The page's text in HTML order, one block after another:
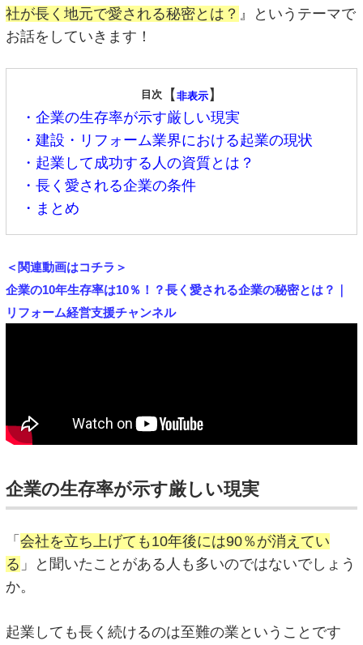
社が長く地元で愛される秘密とは？ 』というテーマで
お話をしていきます！
目次【 非表示】
・企業の生存率が示す厳しい現実
・建設・リフォーム業界における起業の現状
・起業して成功する人の資質とは？
・長く愛される企業の条件
・まとめ
＜関連動画はコチラ＞
企業の10年生存率は10％！？長く愛される企業の秘密とは？｜
リフォーム経営支援チャンネル
企業の生存率が示す厳しい現実
「会社を立ち上げても10年後には90％が消えてい
る 」と聞いたことがある人も多いのではないでしょう
か。
起業しても長く続けるのは至難の業ということです